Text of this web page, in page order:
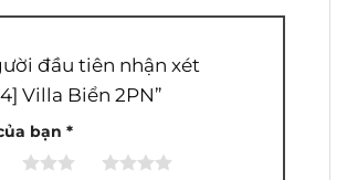
đầu tiên nhận xét
Villa Biển 2PN”
bạn *